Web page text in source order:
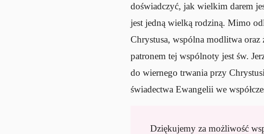
doświadczyć, jak wielkim darem
jest jedną wielką rodziną. Mimo
Chrystusa, wspólna modlitwa
patronem tej wspólnoty jest św.
do wiernego trwania przy
świadectwa Ewangelii we
Dziękujemy za możliwość